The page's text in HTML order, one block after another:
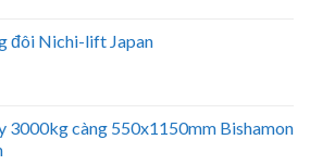
đôi Nichi-lift Japan
3000kg càng 550x1150mm Bishamon